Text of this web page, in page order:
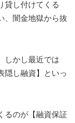
貸し付けてくる
、闇金地獄から抜
しかし最近では
隠し融資】といっ
るのが【融資保証